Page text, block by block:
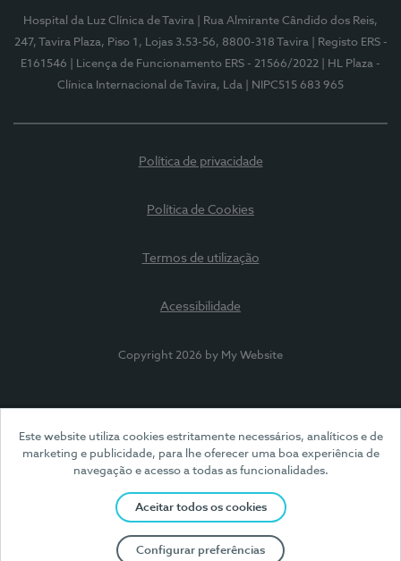
Este website utiliza cookies estritamente necessários, analíticos e de
marketing e publicidade, para lhe oferecer uma boa experiência de
navegação e acesso a todas as funcionalidades.
Aceitar todos os cookies
Configurar preferências
Hospital da Luz Clínica de Tavira
| Rua Almirante Cândido dos Reis,
247, Tavira Plaza, Piso 1, Lojas 3.53-56, 8800-318 Tavira
| Registo ERS -
E161546
| Licença de Funcionamento ERS - 21566/2022
| HL Plaza -
Clínica Internacional de Tavira, Lda
| NIPC515 683 965
Política de privacidade
Política de Cookies
Termos de utilização
Acessibilidade
Copyright 2026 by My Website